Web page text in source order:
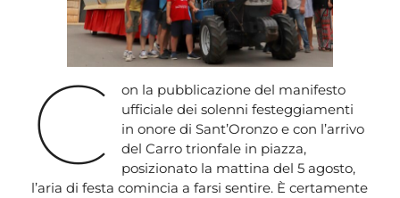
C
on la pubblicazione del manifesto
ufficiale dei solenni festeggiamenti
in onore di Sant’Oronzo e con l’arrivo
del Carro trionfale in piazza,
posizionato la mattina del 5 agosto,
l’aria di festa comincia a farsi sentire. È certamente